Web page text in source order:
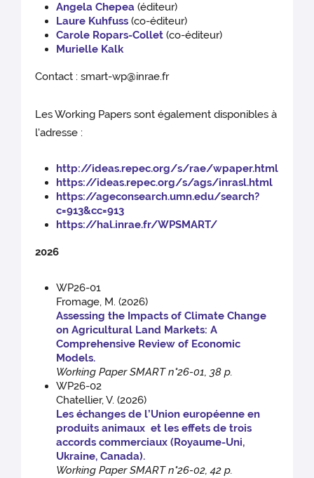
Angela Chepea (éditeur)
Laure Kuhfuss (co-éditeur)
Carole Ropars-Collet (co-éditeur)
Murielle Kalk
Contact : smart-wp@inrae.fr
Les Working Papers sont également disponibles à
l'adresse :
http://ideas.repec.org/s/rae/wpaper.html
https://ideas.repec.org/s/ags/inrasl.html
https://ageconsearch.umn.edu/search?
c=913&cc=913
https://hal.inrae.fr/WPSMART/
2026
WP26-01
Fromage, M. (2026)
Assessing the Impacts of Climate Change
on Agricultural Land Markets: A
Comprehensive Review of Economic
Models.
Working Paper SMART n°26-01, 38 p.
WP26-02
Chatellier, V. (2026)
Les échanges de l’Union européenne en
produits animaux et les effets de trois
accords commerciaux (Royaume-Uni,
Ukraine, Canada).
Working Paper SMART n°26-02, 42 p.